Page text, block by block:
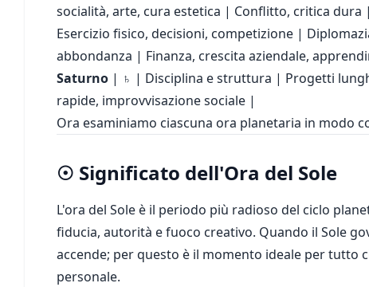
socialità, arte, cura estetica | Conflitto, critica dura
Esercizio fisico, decisioni, competizione |
abbondanza | Finanza, crescita aziendale,
Saturno | ♄ | Disciplina e struttura | Progetti
rapide, improvvisazione sociale |
Ora esaminiamo ciascuna ora planetaria in modo
☉ Significato dell'Ora del Sole
L'ora del Sole è il periodo più radioso del ciclo
fiducia, autorità e fuoco creativo. Quando il Sole
accende; per questo è il momento ideale per tutto
personale.